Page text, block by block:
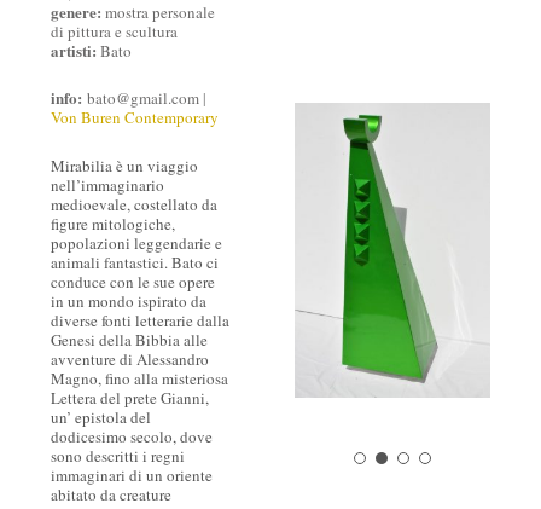
genere: mostra personale
di pittura e scultura
artisti:Bato
info: bato@gmail.com |
Von Buren Contemporary
Mirabilia è un viaggio
nell’immaginario
medioevale, costellato da
figure mitologiche,
popolazioni leggendarie e
animali fantastici. Bato ci
conduce con le sue opere
in un mondo ispirato da
diverse fonti letterarie dalla
Genesi della Bibbia alle
avventure di Alessandro
Magno, fino alla misteriosa
Lettera del prete Gianni,
un’ epistola del
dodicesimo secolo, dove
sono descritti i regni
immaginari di un oriente
abitato da creature